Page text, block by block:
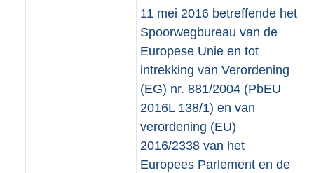
11 mei 2016 betreffende het
Spoorwegbureau van de
Europese Unie en tot
intrekking van Verordening
(EG) nr. 881/2004 (PbEU
2016L 138/1) en van
verordening (EU)
2016/2338 van het
Europees Parlement en de